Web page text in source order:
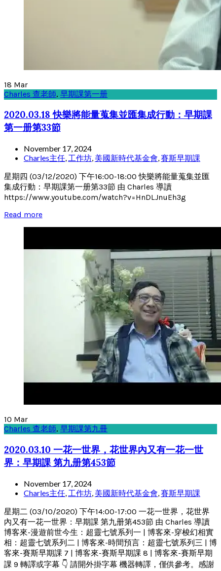
18 Mar
Charles 查老師, 早期課第一册
2020.03.18 快樂將能量蒐集並匯集成行動：早期課
第一册第33節
November 17, 2024
Charles主任, 工作坊, 美國新時代基金會,賽斯早期課
星期四 (03/12/2020) 下午16:00-18:00 快樂將能量蒐集並匯
集成行動：早期課第一册第33節 由 Charles 導讀
https://www.youtube.com/watch?v=HnDLJnuEh3g
Read more
10 Mar
Charles 查老師, 早期課第九冊
2020.03.10 一花一世界，花世界內又有一花一世
界：早期課 第九册第453節
November 17, 2024
Charles主任 工作坊 美國新時代基金會 賽斯早期課
星期二 (03/10/2020) 下午14:00-17:00 一花一世界，花世界
內又有一花一世界：早期課 第九册第453節 由 Charles 導讀
博客來-漫遊前世今生：超靈七號系列一 | 博客來-穿梭幻相實
相：超靈七號系列二 | 博客來-時間預言：超靈七號系列三 | 博
客來-賽斯早期課 7 | 博客來-賽斯早期課 8 | 博客來-賽斯早期
課 9 轉譯或字幕 👇 請開外掛字幕 機器轉譯，僅供參考。感謝